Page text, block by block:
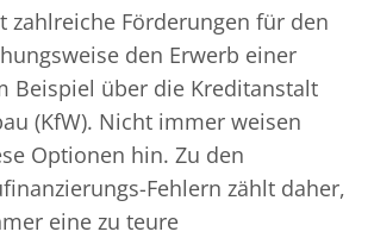
zahlreiche Förderungen für den
den Erwerb einer
Beispiel über die Kreditanstalt
(KfW). Nicht immer weisen
Optionen hin. Zu den
Fehlern zählt daher,
eine zu teure